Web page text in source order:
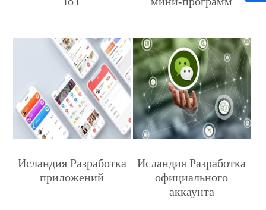
Исландия Разработка
приложений
Исландия Разработка
официального
аккаунта